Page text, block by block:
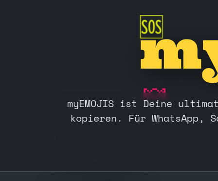
🍬
🆘
myEMOJIS ist Deine
kopieren. Für WhatsApp,